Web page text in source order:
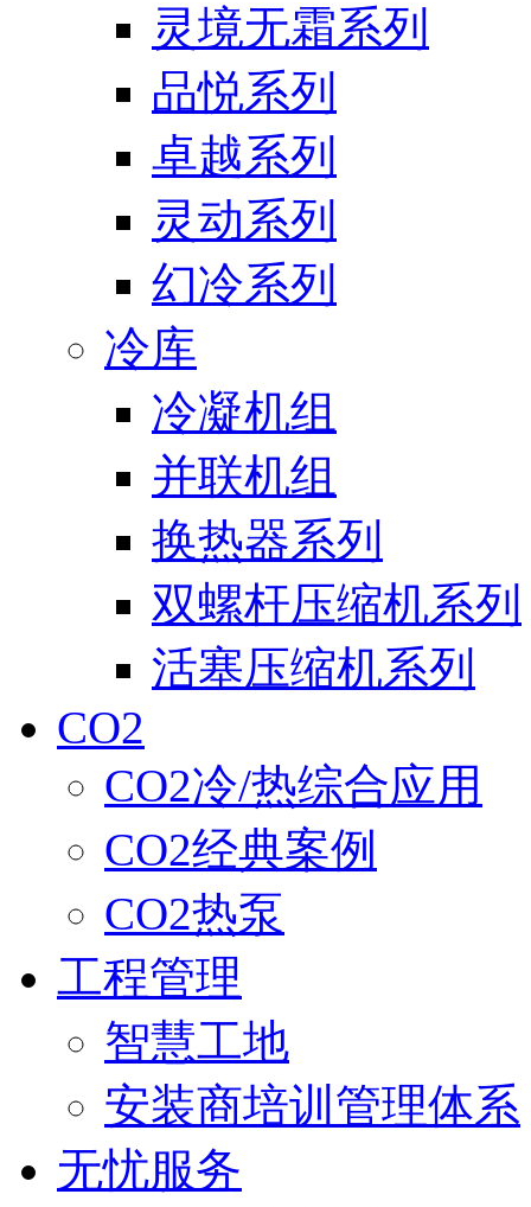
灵境无霜系列
品悦系列
卓越系列
灵动系列
幻冷系列
冷库
冷凝机组
并联机组
换热器系列
双螺杆压缩机系列
活塞压缩机系列
CO2
CO2冷/热综合应用
CO2经典案例
CO2热泵
工程管理
智慧工地
安装商培训管理体系
无忧服务